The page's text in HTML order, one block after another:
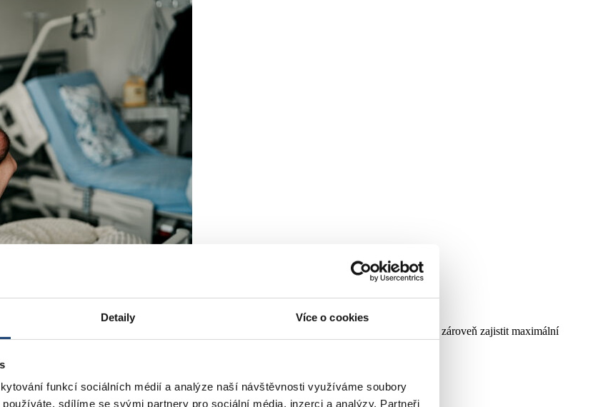
Detaily Více o cookies
funkcí sociálních médií a analýze naší návštěvnosti využíváme soubory
sdílíme se svými partnery pro sociální média, inzerci a analýzy. Partneři
Naším cílem je umožnit porod co nejpřirozenější cestou, pokud to zdravotní stav dovoluje, a zároveň zajistit maximální